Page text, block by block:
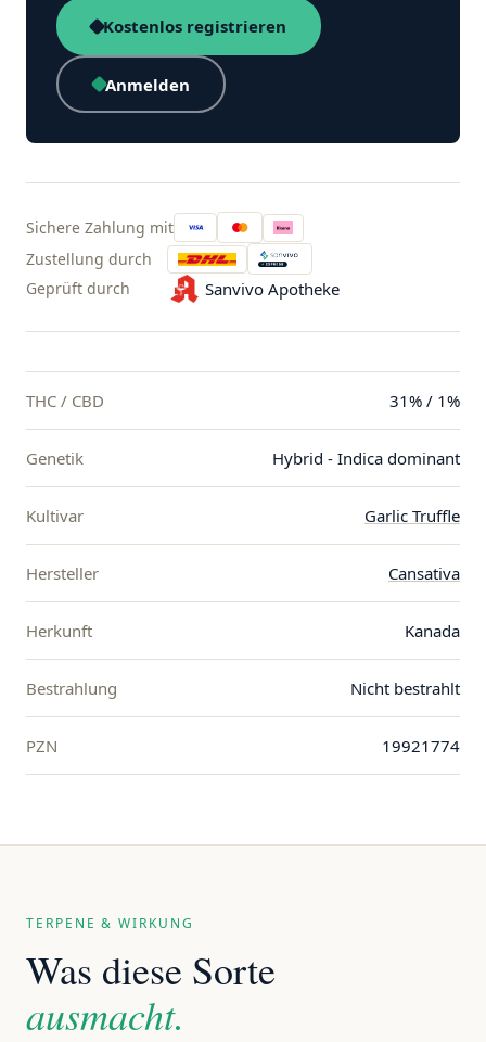
Kostenlos registrieren
Anmelden
Sichere Zahlung mit
Zustellung durch
Geprüft durch
Sanvivo Apotheke
THC / CBD 31% / 1%
Genetik Hybrid - Indica dominant
Kultivar Garlic Truffle
Hersteller Cansativa
Herkunft Kanada
Bestrahlung Nicht bestrahlt
PZN 19921774
TERPENE & WIRKUNG
Was diese Sorte
ausmacht.